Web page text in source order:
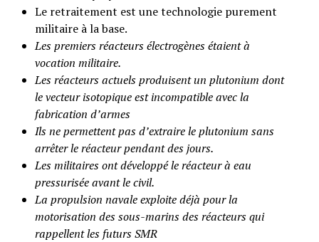
Le retraitement est une technologie purement
militaire à la base.
Les premiers réacteurs électrogènes étaient à
vocation militaire.
Les réacteurs actuels produisent un plutonium dont
le vecteur isotopique est incompatible avec la
fabrication d’armes
Ils ne permettent pas d’extraire le plutonium sans
arrêter le réacteur pendant des jours.
Les militaires ont développé le réacteur à eau
pressurisée avant le civil.
La propulsion navale exploite déjà pour la
motorisation des sous-marins des réacteurs qui
rappellent les futurs SMR